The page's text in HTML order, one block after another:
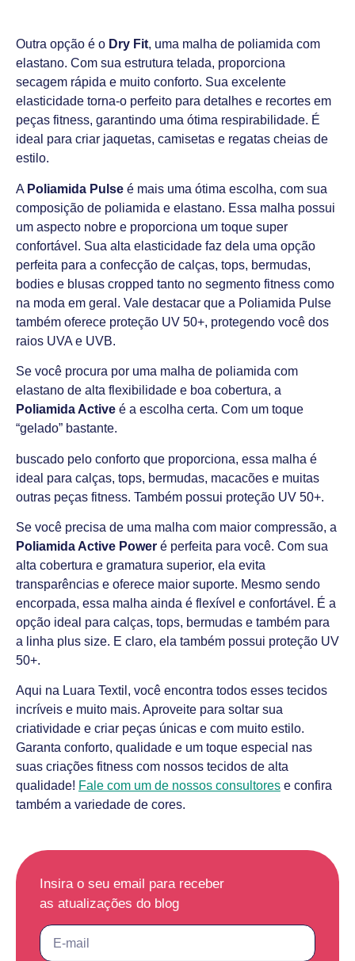
Outra opção é o Dry Fit, uma malha de poliamida com
elastano. Com sua estrutura telada, proporciona
secagem rápida e muito conforto. Sua excelente
elasticidade torna-o perfeito para detalhes e recortes em
peças fitness, garantindo uma ótima respirabilidade. É
ideal para criar jaquetas, camisetas e regatas cheias de
estilo.
A Poliamida Pulse é mais uma ótima escolha, com sua
composição de poliamida e elastano. Essa malha possui
um aspecto nobre e proporciona um toque super
confortável. Sua alta elasticidade faz dela uma opção
perfeita para a confecção de calças, tops, bermudas,
bodies e blusas cropped tanto no segmento fitness como
na moda em geral. Vale destacar que a Poliamida Pulse
também oferece proteção UV 50+, protegendo você dos
raios UVA e UVB.
Se você procura por uma malha de poliamida com
elastano de alta flexibilidade e boa cobertura, a
Poliamida Active é a escolha certa. Com um toque
“gelado” bastante.
buscado pelo conforto que proporciona, essa malha é
ideal para calças, tops, bermudas, macacões e muitas
outras peças fitness. Também possui proteção UV 50+.
Se você precisa de uma malha com maior compressão, a
Poliamida Active Power é perfeita para você. Com sua
alta cobertura e gramatura superior, ela evita
transparências e oferece maior suporte. Mesmo sendo
encorpada, essa malha ainda é flexível e confortável. É a
opção ideal para calças, tops, bermudas e também para
a linha plus size. E claro, ela também possui proteção UV
50+.
Aqui na Luara Textil, você encontra todos esses tecidos
incríveis e muito mais. Aproveite para soltar sua
criatividade e criar peças únicas e com muito estilo.
Garanta conforto, qualidade e um toque especial nas
suas criações fitness com nossos tecidos de alta
qualidade! Fale com um de nossos consultores e confira
também a variedade de cores.
Insira o seu email para receber
as atualizações do blog